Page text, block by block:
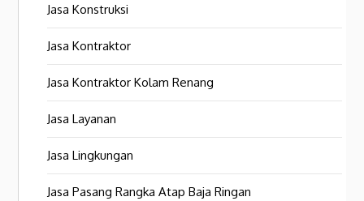
Jasa Konstruksi
Jasa Kontraktor
Jasa Kontraktor Kolam Renang
Jasa Layanan
Jasa Lingkungan
Jasa Pasang Rangka Atap Baja Ringan